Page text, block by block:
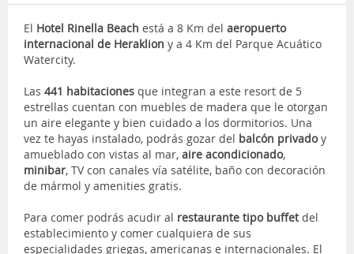
El Hotel Rinella Beach está a 8 Km del aeropuerto
internacional de Heraklion y a 4 Km del Parque Acuático
Watercity.
Las 441 habitaciones que integran a este resort de 5
estrellas cuentan con muebles de madera que le otorgan
un aire elegante y bien cuidado a los dormitorios. Una
vez te hayas instalado, podrás gozar del balcón privadoy
amueblado con vistas al mar, aire acondicionado,
minibar, TV con canales vía satélite, baño con decoración
de mármol y amenities gratis.
Para comer podrás acudir al restaurante tipo buffetdel
establecimiento y comer cualquiera de sus
especialidades griegas, americanas e internacionales. El